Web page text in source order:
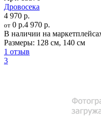
Дровосека
4 970 р.
от 0 р.4 970 р.
В наличии на
Размеры: 128 см, 140 см
1 отзыв
3